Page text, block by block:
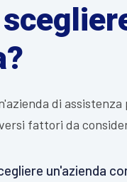
di
fattori da
un'azienda